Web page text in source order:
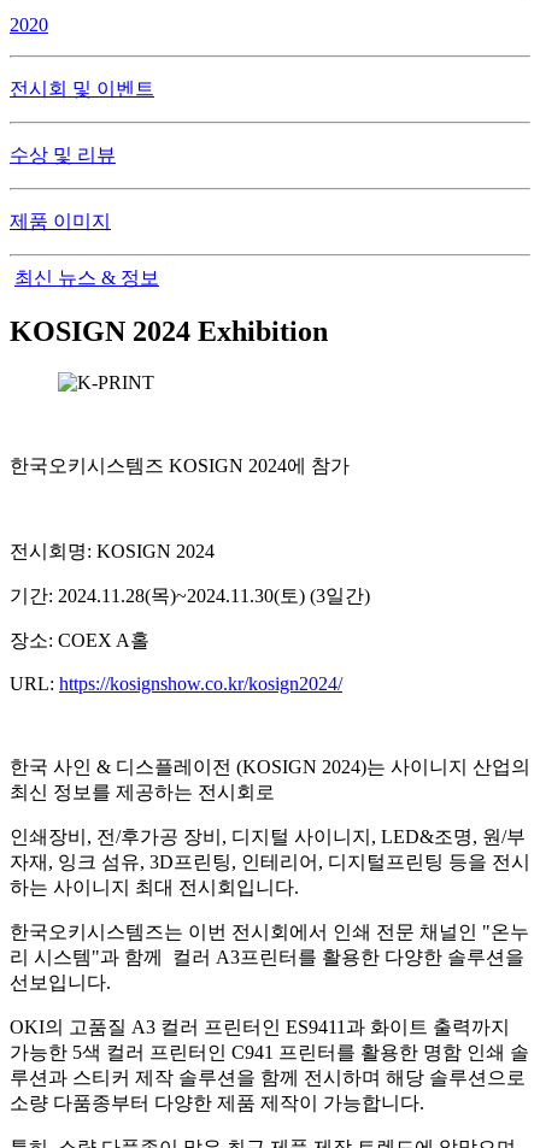
2020
전시회 및 이벤트
수상 및 리뷰
제품 이미지
최신 뉴스 & 정보
KOSIGN 2024 Exhibition
한국오키시스템즈 KOSIGN 2024에 참가
전시회명: KOSIGN 2024
기간: 2024.11.28(목)~2024.11.30(토) (3일간)
장소: COEX A홀
URL: https://kosignshow.co.kr/kosign2024/
한국 사인 & 디스플레이전 (KOSIGN 2024)는 사이니지 산업의
최신 정보를 제공하는 전시회로
인쇄장비, 전/후가공 장비, 디지털 사이니지, LED&조명, 원/부
자재, 잉크 섬유, 3D프린팅, 인테리어, 디지털프린팅 등을 전시
하는 사이니지 최대 전시회입니다.
한국오키시스템즈는 이번 전시회에서 인쇄 전문 채널인 "온누
리 시스템"과 함께 컬러 A3프린터를 활용한 다양한 솔루션을
선보입니다.
OKI의 고품질 A3 컬러 프린터인 ES9411과 화이트 출력까지
가능한 5색 컬러 프린터인 C941 프린터를 활용한 명함 인쇄 솔
루션과 스티커 제작 솔루션을 함께 전시하며 해당 솔루션으로
소량 다품종부터 다양한 제품 제작이 가능합니다.